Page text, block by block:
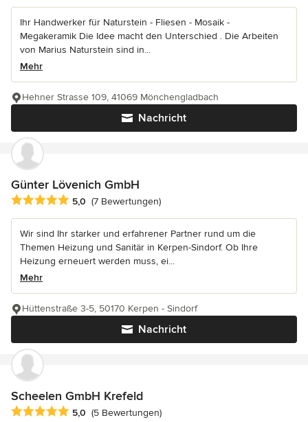
Ihr Handwerker für Naturstein - Fliesen - Mosaik -
Megakeramik Die Idee macht den Unterschied . Die Arbeiten
von Marius Naturstein sind in...
Mehr
Nachricht
Hehner Strasse 109, 41069 Mönchengladbach
Günter Lövenich GmbH
Durchschnittliche Bewertung: 5 von 5 Sternen
5,0 (7 Bewertungen)
Wir sind Ihr starker und erfahrener Partner rund um die
Themen Heizung und Sanitär in Kerpen-Sindorf. Ob Ihre
Heizung erneuert werden muss, ei...
Mehr
Nachricht
Hüttenstraße 3-5, 50170 Kerpen - Sindorf
Scheelen GmbH Krefeld
Durchschnittliche Bewertung: 5 von 5 Sternen
5,0 (5 Bewertungen)